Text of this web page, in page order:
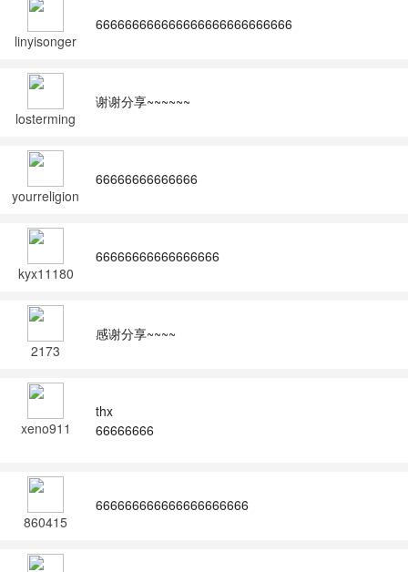
linyisonger
666666666666666666666666666
losterming
谢谢分享~~~~~~
yourreligion
66666666666666
kyx11180
66666666666666666
2173
感谢分享~~~~
xeno911
thx
66666666
860415
666666666666666666666